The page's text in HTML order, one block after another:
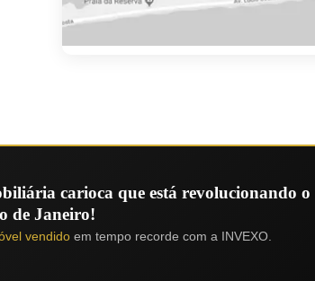
carioca que está revolucionando o
de Janeiro!
vendido em tempo recorde com a INVEXO.